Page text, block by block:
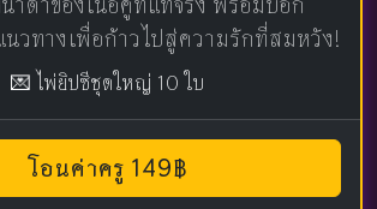
นวทางเพื่อก้าวไปสู่ความรักที่สมหวัง!
💌 ไพ่ยิปซีชุดใหญ่ 10 ใบ
โอนค่าครู 149฿